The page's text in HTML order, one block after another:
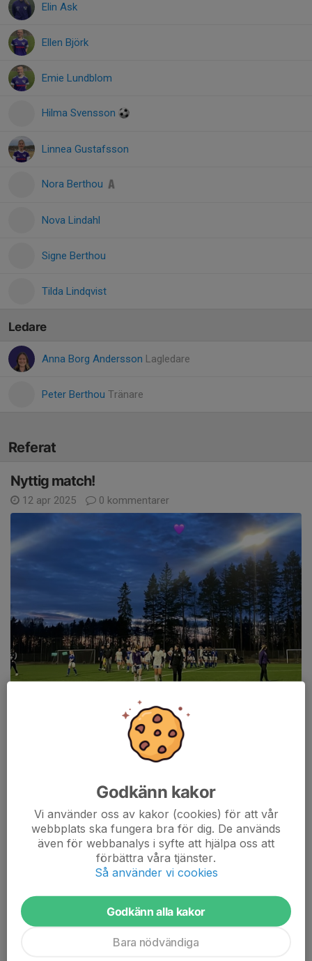
Elin Ask
Ellen Björk
Emie Lundblom
Hilma Svensson
Linnea Gustafsson
Nora Berthou
Nova Lindahl
Signe Berthou
Tilda Lindqvist
Ledare
Anna Borg Andersson Lagledare
Peter Berthou Tränare
Referat
Nyttig match!
12 apr 2025 0 kommentarer
Nyttig seger borta mot Jula BK
I veckan fick Anna ett samtal från ledarna i Jula BK som
undrade om vi var sugna på match vilket vi var. Alltid roligt att
möta lag som man sällan stöter på.
Så vi tog oss till Lekevi IP i Mariestad på måndag kvällen.
ett duktigt innermittfält som var väldigt duktigt, spelade enkelt
Godkänn kakor
Vi använder oss av kakor (cookies) för att vår
webbplats ska fungera bra för dig. De används
även för webbanalys i syfte att hjälpa oss att
förbättra våra tjänster.
Så använder vi cookies
Godkänn alla kakor
Bara nödvändiga